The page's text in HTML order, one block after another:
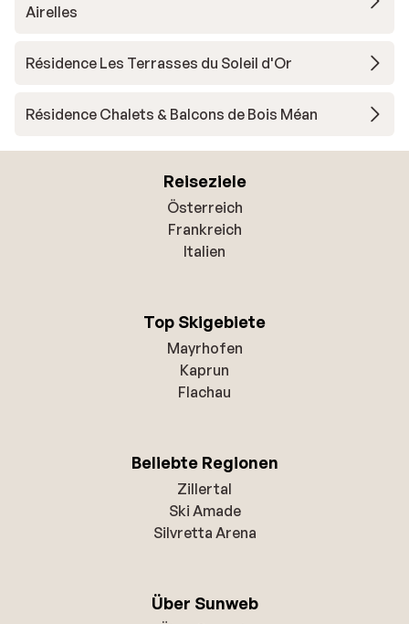
Airelles
Résidence Les Terrasses du Soleil d'Or
Résidence Chalets & Balcons de Bois Méan
Reiseziele
Österreich
Frankreich
Italien
Top Skigebiete
Mayrhofen
Kaprun
Flachau
Beliebte Regionen
Zillertal
Ski Amade
Silvretta Arena
Über Sunweb